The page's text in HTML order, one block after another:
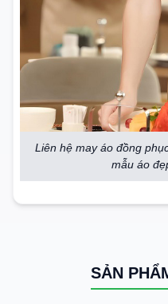
Liên hệ may áo đồng
mẫu áo
SẢN